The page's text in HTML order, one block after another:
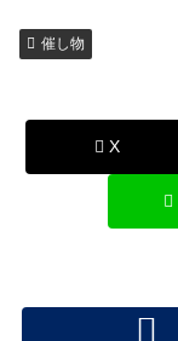
催し物
X